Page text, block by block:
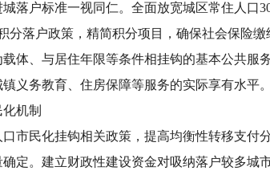
落户标准一视同仁。全面放宽城区常住人口
分落户政策，精简积分项目，确保社会保险
体、与居住年限等条件相挂钩的基本公共服
义务教育、住房保障等服务的实际享有水平。
机制
市民化挂钩相关政策，提高均衡性转移支付
定。建立财政性建设资金对吸纳落户较多城